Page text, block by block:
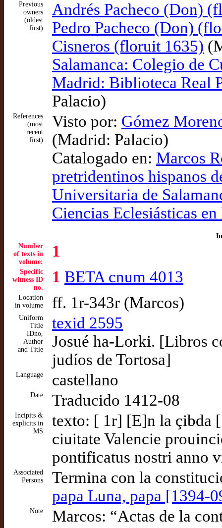
Previous
owners
(oldest
first)
Andrés Pacheco (Don)
Pedro Pacheco (Don)
Cisneros (floruit 1635)
Salamanca: Colegio de
Madrid: Biblioteca Real
Palacio)
References
(most
recent
first)
Visto por: Gómez
(Madrid: Palacio)
Catalogado en: Marcos
pretridentinos hispanos
Universitaria de
Ciencias Eclesiásticas en
Number
of texts in
volume:
1
Specific
witness ID
no.
1 BETA cnum 4013
Location
in volume
ff. 1r-343r (Marcos)
Uniform
Title
IDno,
Author
and Title
texid 2595
Josué ha-Lorki. [Libros
judíos de Tortosa]
Language castellano
Date Traducido 1412-08
Incipits &
explicits in
MS
texto: [ 1r] [E]n la
ciuitate Valencie
pontificatus nostri anno
Associated
Persons
Termina con la
papa Luna, papa [1394-
Note
Marcos: “Actas de la